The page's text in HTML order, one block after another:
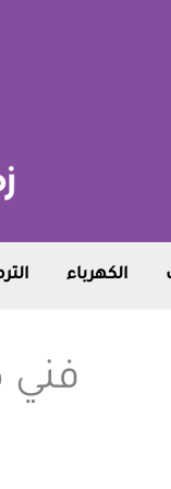
الكهرباء